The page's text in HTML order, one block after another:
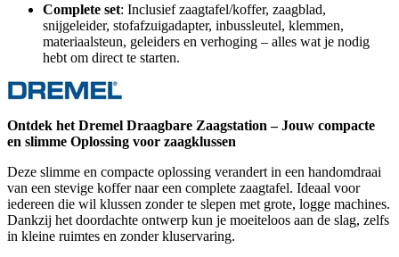
Complete set: Inclusief zaagtafel/koffer, zaagblad,
snijgeleider, stofafzuigadapter, inbussleutel, klemmen,
materiaalsteun, geleiders en verhoging – alles wat je nodig
hebt om direct te starten.
Ontdek het Dremel Draagbare Zaagstation – Jouw compacte
en slimme Oplossing voor zaagklussen
Deze slimme en compacte oplossing verandert in een handomdraai
van een stevige koffer naar een complete zaagtafel. Ideaal voor
iedereen die wil klussen zonder te slepen met grote, logge machines.
Dankzij het doordachte ontwerp kun je moeiteloos aan de slag, zelfs
in kleine ruimtes en zonder kluservaring.